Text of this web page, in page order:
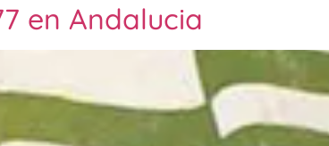
en Andalucia